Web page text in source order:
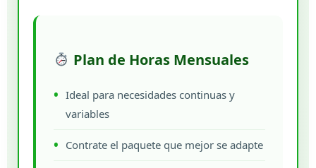
Plan de Horas Mensuales
Ideal para necesidades continuas y
variables
Contrate el paquete que mejor se adapte